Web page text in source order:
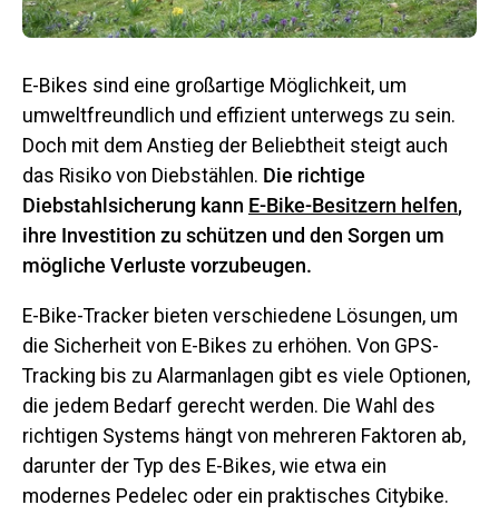
E-Bikes sind eine großartige Möglichkeit, um
umweltfreundlich und effizient unterwegs zu sein.
Doch mit dem Anstieg der Beliebtheit steigt auch
das Risiko von Diebstählen. Die richtige
Diebstahlsicherung kann E-Bike-Besitzern helfen,
ihre Investition zu schützen und den Sorgen um
mögliche Verluste vorzubeugen.
E-Bike-Tracker bieten verschiedene Lösungen, um
die Sicherheit von E-Bikes zu erhöhen. Von GPS-
Tracking bis zu Alarmanlagen gibt es viele Optionen,
die jedem Bedarf gerecht werden. Die Wahl des
richtigen Systems hängt von mehreren Faktoren ab,
darunter der Typ des E-Bikes, wie etwa ein
modernes Pedelec oder ein praktisches Citybike.